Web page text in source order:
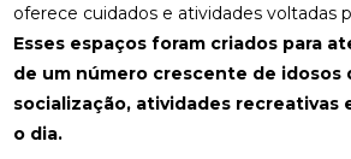
oferece cuidados e atividades voltadas
Esses espaços foram criados para
de um número crescente de idosos
socialização, atividades recreativas
o dia.